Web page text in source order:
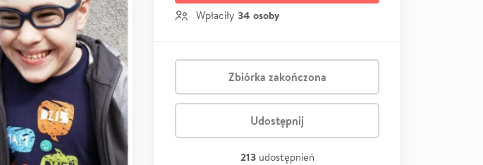
Wpłaciły 34 osoby
Zbiórka zakończona
Udostępnij
213 udostępnień